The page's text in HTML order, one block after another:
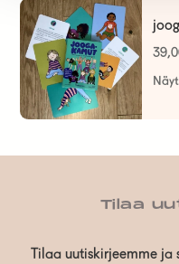
Tilaa
Tilaa uutiskirjeemme